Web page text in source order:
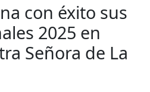
con éxito sus
2025 en
Señora de La